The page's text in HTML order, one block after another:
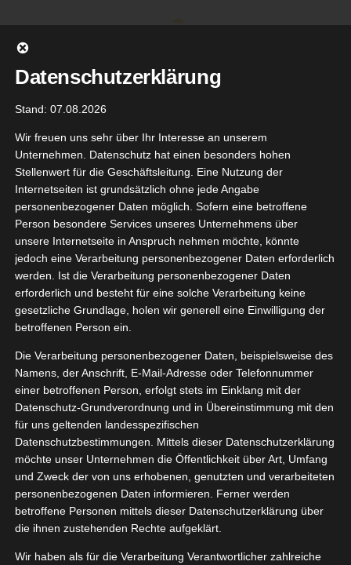
springen
Gehe zu ...
Zeige
grösseres
Bild
Datenschutzerklärung
Stand: 07.08.2026
Wir freuen uns sehr über Ihr Interesse an unserem
Unternehmen. Datenschutz hat einen besonders hohen
Stellenwert für die Geschäftsleitung. Eine Nutzung der
Internetseiten ist grundsätzlich ohne jede Angabe
personenbezogener Daten möglich. Sofern eine betroffene
Person besondere Services unseres Unternehmens über
unsere Internetseite in Anspruch nehmen möchte, könnte
jedoch eine Verarbeitung personenbezogener Daten erforderlich
werden. Ist die Verarbeitung personenbezogener Daten
erforderlich und besteht für eine solche Verarbeitung keine
gesetzliche Grundlage, holen wir generell eine Einwilligung der
betroffenen Person ein.
Die Verarbeitung personenbezogener Daten, beispielsweise des
Namens, der Anschrift, E-Mail-Adresse oder Telefonnummer
einer betroffenen Person, erfolgt stets im Einklang mit der
Datenschutz-Grundverordnung und in Übereinstimmung mit den
für uns geltenden landesspezifischen
Datenschutzbestimmungen. Mittels dieser Datenschutzerklärung
möchte unser Unternehmen die Öffentlichkeit über Art, Umfang
und Zweck der von uns erhobenen, genutzten und verarbeiteten
personenbezogenen Daten informieren. Ferner werden
betroffene Personen mittels dieser Datenschutzerklärung über
die ihnen zustehenden Rechte aufgeklärt.
Wir haben als für die Verarbeitung Verantwortlicher zahlreiche